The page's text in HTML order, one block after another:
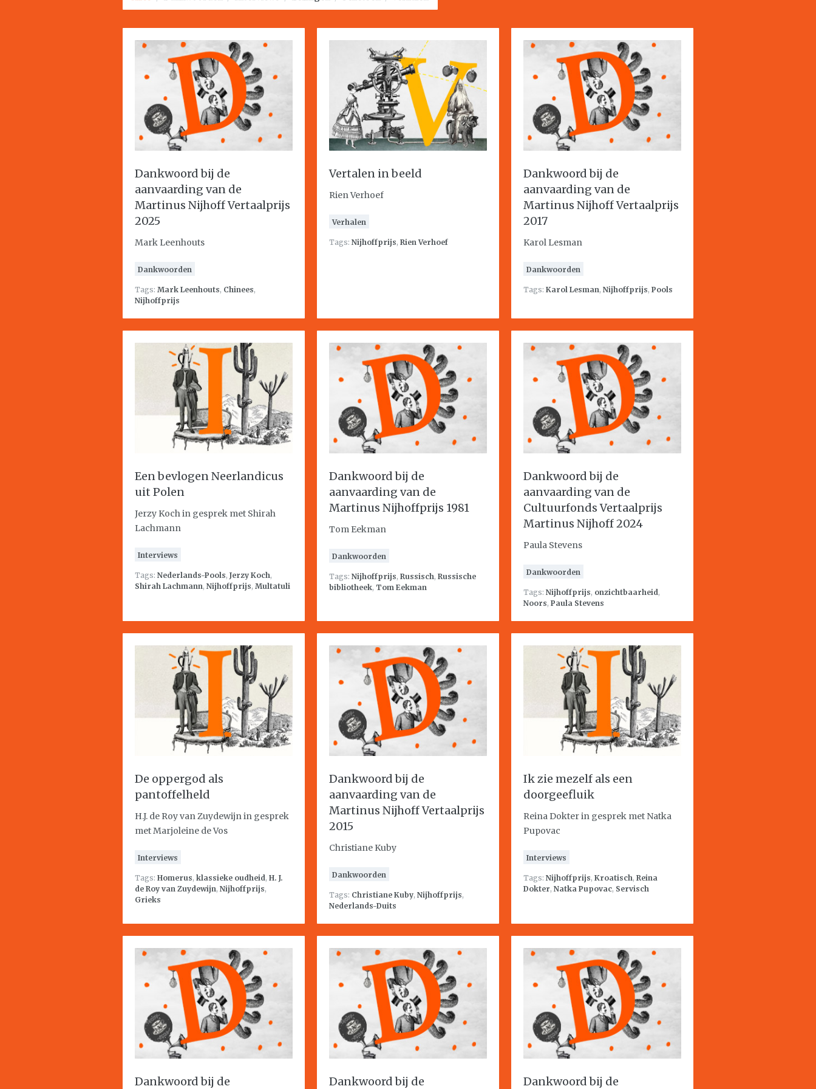
Dankwoord bij de
aanvaarding van de
Martinus Nijhoff Vertaalprijs
2025
Mark Leenhouts
Dankwoorden
Tags: Mark Leenhouts, Chinees,
Nijhoffprijs
Vertalen in beeld
Rien Verhoef
Verhalen
Tags: Nijhoffprijs, Rien Verhoef
Dankwoord bij de
aanvaarding van de
Martinus Nijhoff Vertaalprijs
2017
Karol Lesman
Dankwoorden
Tags: Karol Lesman, Nijhoffprijs, Pools
Een bevlogen Neerlandicus
uit Polen
Jerzy Koch in gesprek met Shirah
Lachmann
Interviews
Tags: Nederlands-Pools, Jerzy Koch,
Shirah Lachmann, Nijhoffprijs, Multatuli
Dankwoord bij de
aanvaarding van de
Martinus Nijhoffprijs 1981
Tom Eekman
Dankwoorden
Tags: Nijhoffprijs, Russisch, Russische
bibliotheek, Tom Eekman
Dankwoord bij de
aanvaarding van de
Cultuurfonds Vertaalprijs
Martinus Nijhoff 2024
Paula Stevens
Dankwoorden
Tags: Nijhoffprijs, onzichtbaarheid,
Noors, Paula Stevens
De oppergod als
pantoffelheld
H.J. de Roy van Zuydewijn in gesprek
met Marjoleine de Vos
Interviews
Tags: Homerus, klassieke oudheid, H. J.
de Roy van Zuydewijn, Nijhoffprijs,
Grieks
Dankwoord bij de
aanvaarding van de
Martinus Nijhoff Vertaalprijs
2015
Christiane Kuby
Dankwoorden
Tags: Christiane Kuby, Nijhoffprijs,
Nederlands-Duits
Ik zie mezelf als een
doorgeefluik
Reina Dokter in gesprek met Natka
Pupovac
Interviews
Tags: Nijhoffprijs, Kroatisch, Reina
Dokter, Natka Pupovac, Servisch
Dankwoord bij de
Dankwoord bij de
Dankwoord bij de